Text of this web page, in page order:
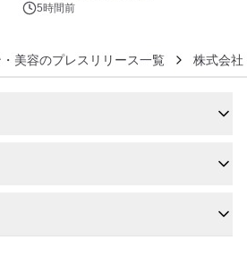
5時間前
美容のプレスリリース一覧 株式会